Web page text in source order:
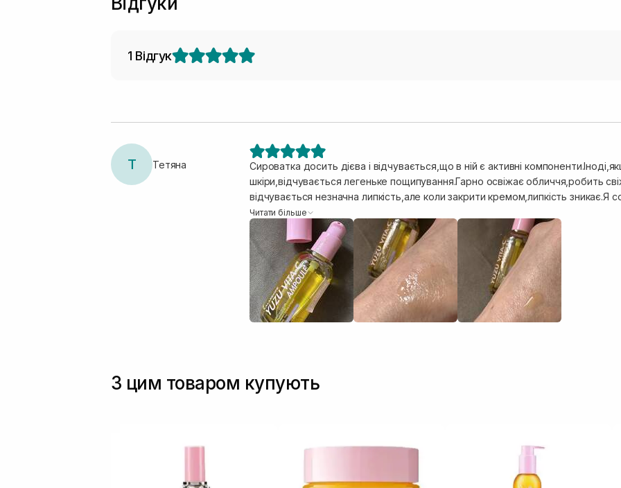
1 Відгук
Т Тетяна
Сироватка досить дієва і відчувається,що в ній є активні
шкіри,відчувається легеньке пощипування.Гарно освіжає обличчя,робить
відчувається незначна липкість,але коли закрити кремом,липкість зникає.Я
сироватку на тонер ,тоді липкість практично не відчутна(ледь ледь).Також
нанесення.Сама сироватка має легку олійно масляну текстуру і ледь
економна.Використовую вранці і закриваю сонцезахистом.Відчувається
Читати більше
З цим товаром купують